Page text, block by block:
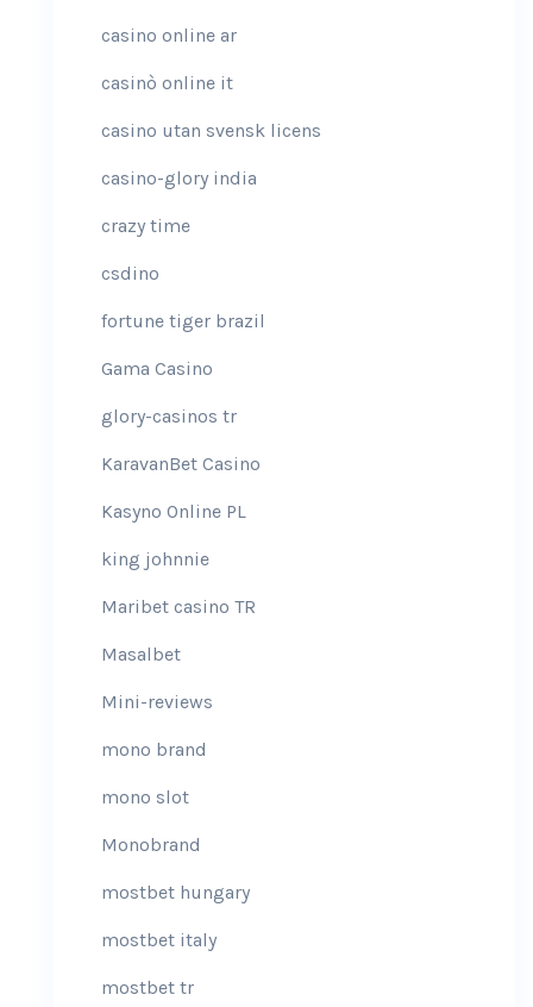
casino online ar
casinò online it
casino utan svensk licens
casino-glory india
crazy time
csdino
fortune tiger brazil
Gama Casino
glory-casinos tr
KaravanBet Casino
Kasyno Online PL
king johnnie
Maribet casino TR
Masalbet
Mini-reviews
mono brand
mono slot
Monobrand
mostbet hungary
mostbet italy
mostbet tr